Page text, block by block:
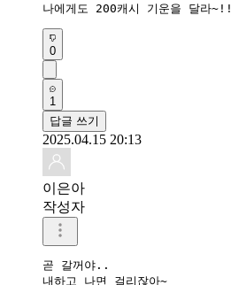
나에게도 200캐시 기운을 달라~!!
0
1
답글 쓰기
2025.04.15 20:13
이은아
작성자
곧 갈꺼야..
내하고 나면 걸리잖아~